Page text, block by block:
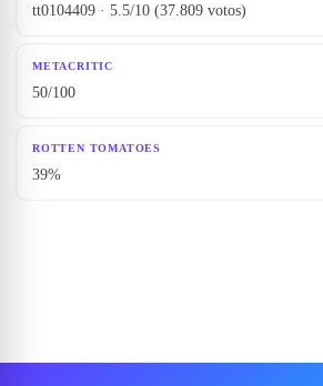
tt0104409 · 5.5/10 (37.809 votos)
METACRITIC
50/100
ROTTEN TOMATOES
39%